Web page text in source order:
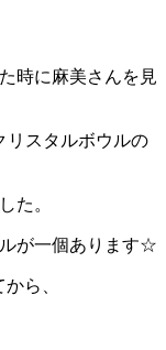
時に麻美さんを見
リスタルボウルの
た。
が一個あります☆
ら、